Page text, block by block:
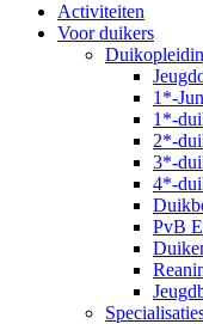
Activiteiten
Voor duikers
1*-
1*-
2*-
3*-
4*-
PvB